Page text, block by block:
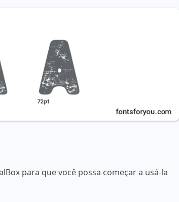
para que você possa começar a usá-la